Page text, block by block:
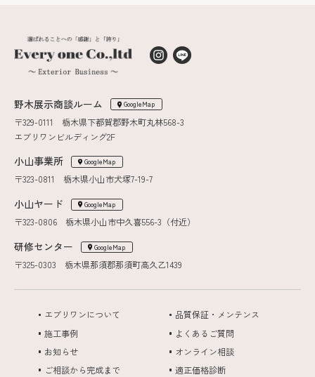
野木展示商談ルーム GoogleMap
〒329-0111 栃木県下都賀郡野木町丸林568-3
エブリワンビルディング2F
小山事業所 GoogleMap
〒323-0811 栃木県小山市犬塚7-19-7
小山ヤード GoogleMap
〒323-0806 栃木県小山市中久喜556-3（付近）
研修センター GoogleMap
〒325-0303 栃木県那須郡那須町高久乙1439
エブリワンについて
施工事例
お知らせ
ご相談から完成まで
品質保証・メンテンス
よくあるご質問
オンライン相談
適正価格診断